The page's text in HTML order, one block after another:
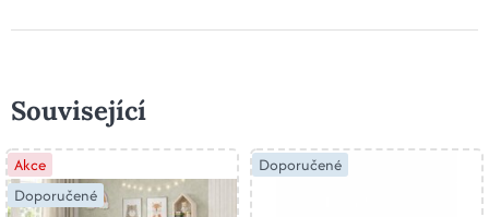
Související
Akce
Doporučené
Doporučené